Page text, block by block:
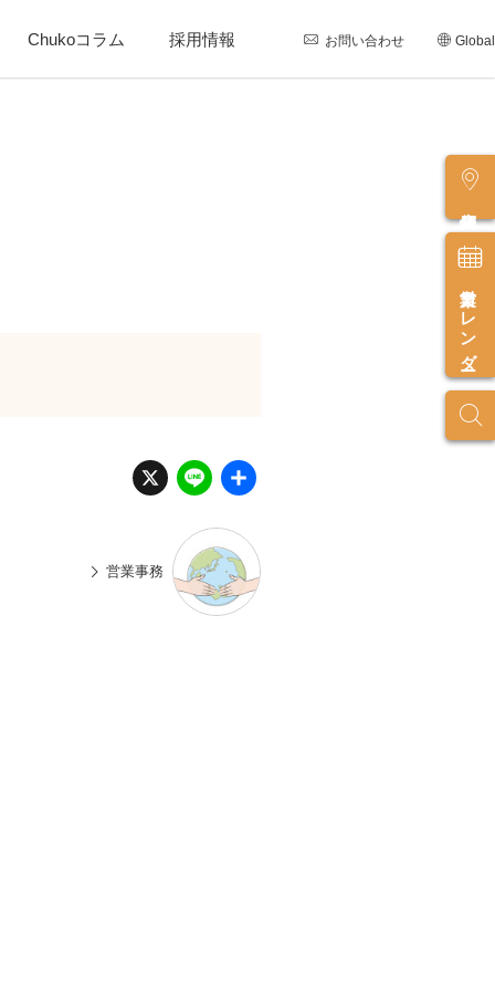
Chukoコラム 採用情報 お問い合わせ Global
営業カレンダー
X Li
n
e
営業事務